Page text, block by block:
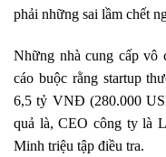
phải những sai lầm chết
Những nhà cung cấp vô
cáo buộc rằng startup
6,5 tỷ VNĐ (280.000
quả là, CEO công ty là
Minh triệu tập điều tra.